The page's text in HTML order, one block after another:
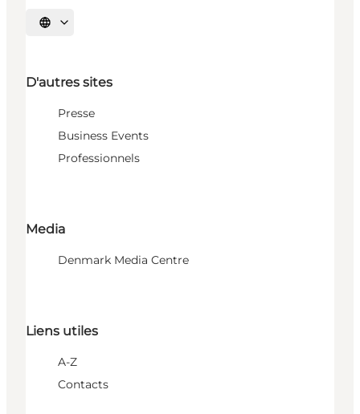
Choisissez la langue
D'autres sites
Presse
Business Events
Professionnels
Media
Denmark Media Centre
Liens utiles
A-Z
Contacts